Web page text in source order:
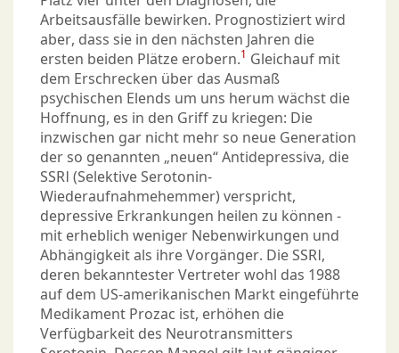
Arbeitsausfälle bewirken. Prognostiziert wird
aber, dass sie in den nächsten Jahren die
ersten beiden Plätze erobern.1 Gleichauf mit
dem Erschrecken über das Ausmaß
psychischen Elends um uns herum wächst die
Hoffnung, es in den Griff zu kriegen: Die
inzwischen gar nicht mehr so neue Generation
der so genannten „neuen“ Antidepressiva, die
SSRI (Selektive Serotonin-
Wiederaufnahmehemmer) verspricht,
depressive Erkrankungen heilen zu können -
mit erheblich weniger Nebenwirkungen und
Abhängigkeit als ihre Vorgänger. Die SSRI,
deren bekanntester Vertreter wohl das 1988
auf dem US-amerikanischen Markt eingeführte
Medikament Prozac ist, erhöhen die
Verfügbarkeit des Neurotransmitters